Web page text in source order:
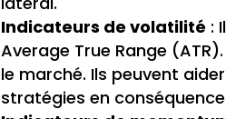
Indicateurs de volatilité :
Average True Range
le marché. Ils peuvent
stratégies en